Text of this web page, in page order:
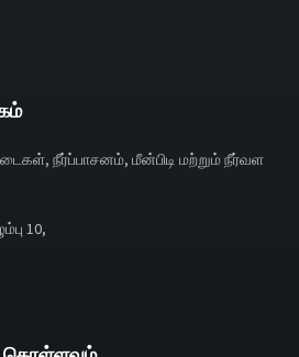
நீர்ப்பாசனம், மீன்பிடி மற்றும் நீர்வள
10,